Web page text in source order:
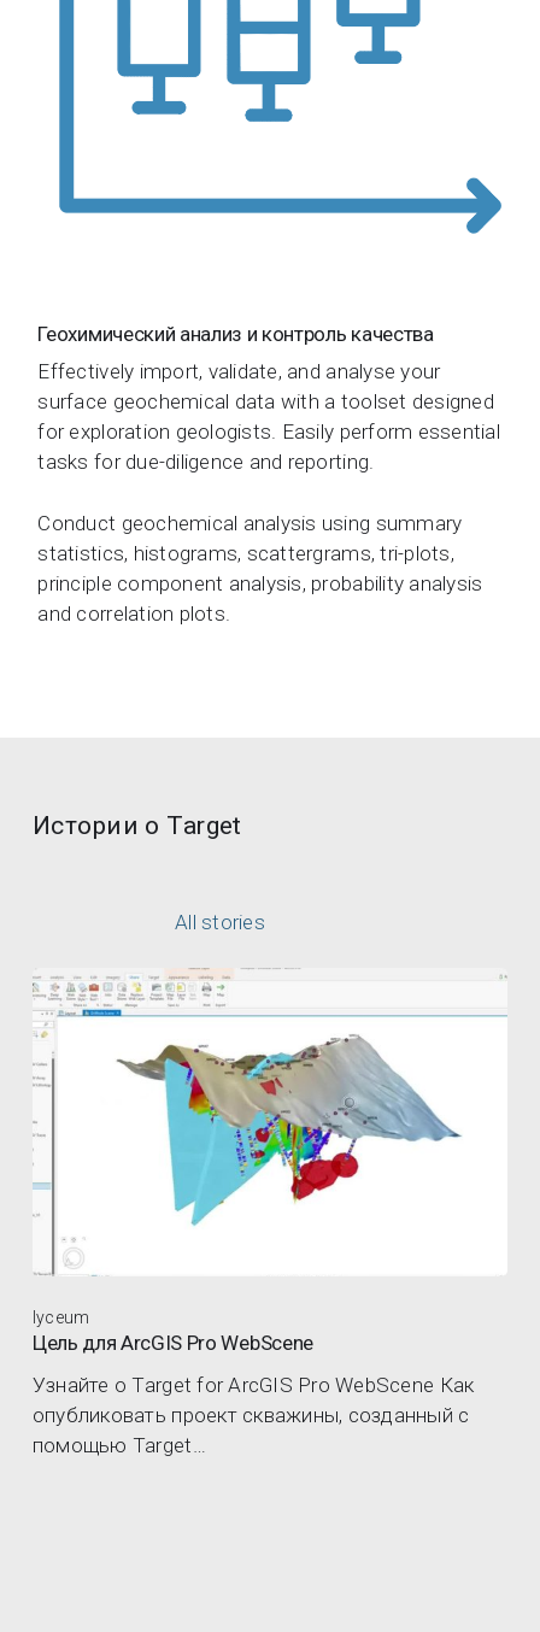
Геохимический анализ и контроль качества
Effectively import, validate, and analyse your
surface geochemical data with a toolset designed
for exploration geologists. Easily perform essential
tasks for due-diligence and reporting.
Conduct geochemical analysis using summary
statistics, histograms, scattergrams, tri-plots,
principle component analysis, probability analysis
and correlation plots.
Истории о Target
All stories
lyceum
Цель для ArcGIS Pro WebScene
Узнайте о Target for ArcGIS Pro WebScene Как
опубликовать проект скважины, созданный с
помощью Target…